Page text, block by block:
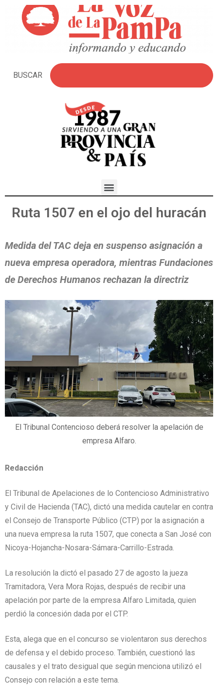
BUSCAR
Ruta 1507 en el ojo del huracán
Medida del TAC deja en suspenso asignación a
nueva empresa operadora, mientras Fundaciones
de Derechos Humanos rechazan la directriz
El Tribunal Contencioso deberá resolver la apelación de
empresa Alfaro.
Redacción
El Tribunal de Apelaciones de lo Contencioso Administrativo
y Civil de Hacienda (TAC), dictó una medida cautelar en contra
el Consejo de Transporte Público (CTP) por la asignación a
una nueva empresa la ruta 1507, que conecta a San José con
Nicoya-Hojancha-Nosara-Sámara-Carrillo-Estrada.
La resolución la dictó el pasado 27 de agosto la jueza
Tramitadora, Vera Mora Rojas, después de recibir una
apelación por parte de la empresa Alfaro Limitada, quien
perdió la concesión dada por el CTP.
Esta, alega que en el concurso se violentaron sus derechos
de defensa y el debido proceso. También, cuestionó las
causales y el trato desigual que según menciona utilizó el
Consejo con relación a este tema.